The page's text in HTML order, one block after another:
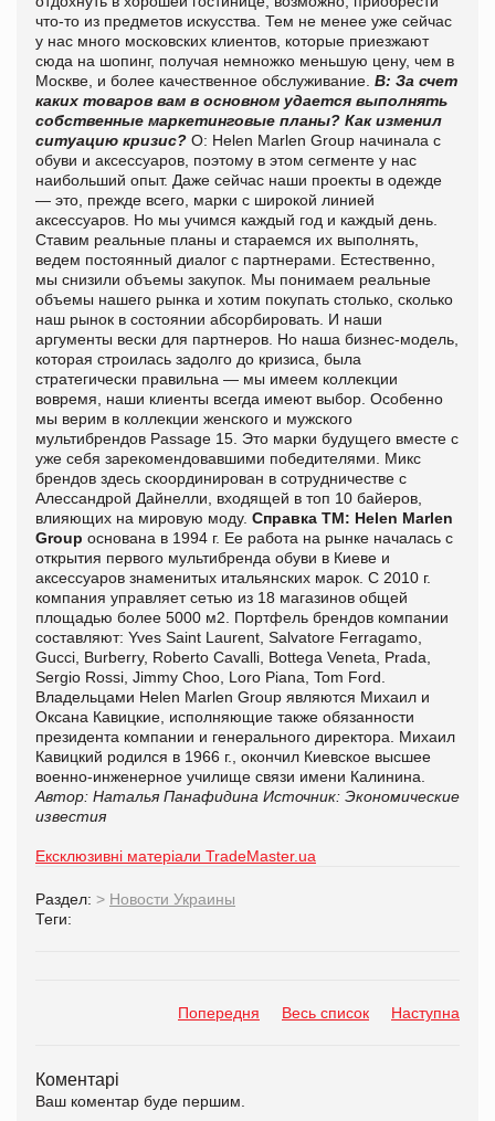
что-то из предметов искусства. Тем не менее уже сейчас
у нас много московских клиентов, которые приезжают
сюда на шопинг, получая немножко меньшую цену, чем в
Москве, и более качественное обслуживание. В: За счет
каких товаров вам в основном удается выполнять
собственные маркетинговые планы? Как изменил
ситуацию кризис? О: Helen Marlen Group начинала с
обуви и аксессуаров, поэтому в этом сегменте у нас
наибольший опыт. Даже сейчас наши проекты в одежде
— это, прежде всего, марки с широкой линией
аксессуаров. Но мы учимся каждый год и каждый день.
Ставим реальные планы и стараемся их выполнять,
ведем постоянный диалог с партнерами. Естественно,
мы снизили объемы закупок. Мы понимаем реальные
объемы нашего рынка и хотим покупать столько, сколько
наш рынок в состоянии абсорбировать. И наши
аргументы вески для партнеров. Но наша бизнес-модель,
которая строилась задолго до кризиса, была
стратегически правильна — мы имеем коллекции
вовремя, наши клиенты всегда имеют выбор. Особенно
мы верим в коллекции женского и мужского
мультибрендов Passage 15. Это марки будущего вместе с
уже себя зарекомендовавшими победителями. Микс
брендов здесь скоординирован в сотрудничестве с
Алессандрой Дайнелли, входящей в топ 10 байеров,
влияющих на мировую моду. Справка ТМ: Helen Marlen
Group основана в 1994 г. Ее работа на рынке началась с
открытия первого мультибренда обуви в Киеве и
аксессуаров знаменитых итальянских марок. С 2010 г.
компания управляет сетью из 18 магазинов общей
площадью более 5000 м2. Портфель брендов компании
составляют: Yves Saint Laurent, Salvatore Ferragamo,
Gucci, Burberry, Roberto Cavalli, Bottega Veneta, Prada,
Sergio Rossi, Jimmy Choo, Loro Piana, Tom Ford.
Владельцами Helen Marlen Group являются Михаил и
Оксана Кавицкие, исполняющие также обязанности
президента компании и генерального директора. Михаил
Кавицкий родился в 1966 г., окончил Киевское высшее
военно-инженерное училище связи имени Калинина.
Автор: Наталья Панафидина Источник: Экономические
известия
Ексклюзивні матеріали TradeMaster.ua
Раздел: > Новости Украины
Теги:
Попередня Весь список Наступна
Коментарі
Ваш коментар буде першим.